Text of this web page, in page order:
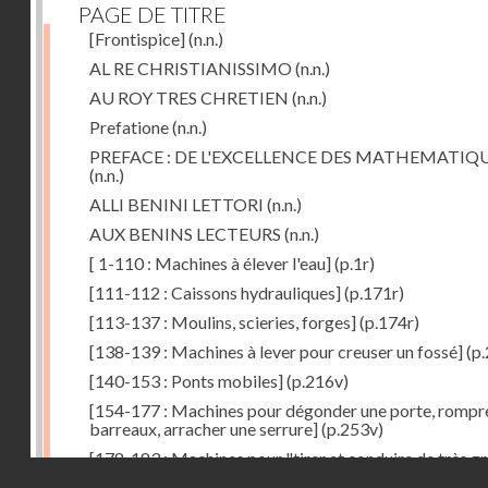
PAGE DE TITRE
[Frontispice](n.n.)
AL RE CHRISTIANISSIMO (n.n.)
AU ROY TRES CHRETIEN (n.n.)
Prefatione(n.n.)
PREFACE : DE L'EXCELLENCE DES
(n.n.)
ALLI BENINI LETTORI (n.n.)
AUX BENINS LECTEURS (n.n.)
[ 1-110 : Machines à élever l'eau](p.1r)
[111-112 : Caissons hydrauliques](p.171r)
[113-137 : Moulins, scieries, forges](p.174r)
[138-139 : Machines à lever pour creuser un fossé]
[140-153 : Ponts mobiles](p.216v)
[154-177 : Machines pour dégonder une porte,
barreaux, arracher une serrure](p.253v)
[178-183 : Machines pour "tirer et conduire de très